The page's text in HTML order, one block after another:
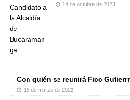
14 de octubre de 2023
Con quién se reunirá Fico
15 de marzo de 2022